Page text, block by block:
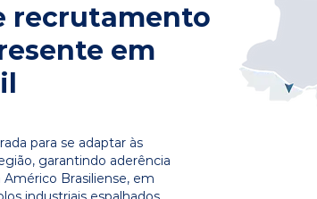
recrutamento
em
para se adaptar às
garantindo aderência
Brasiliense, em